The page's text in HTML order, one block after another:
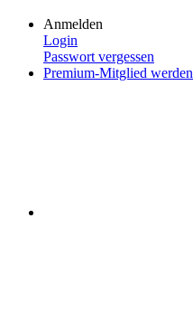
Anmelden
Login
Passwort vergessen
Premium-Mitglied werden